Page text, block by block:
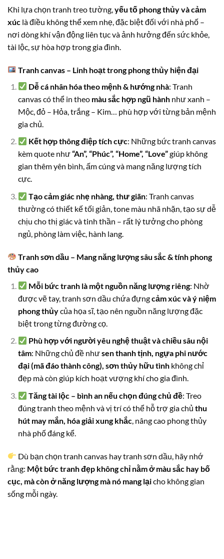
Khi lựa chọn tranh treo tường,yếu tố phong thủy và cảm
xúc là điều không thể xem nhẹ, đặc biệt đối với nhà phố –
nơi dòng khí vận động liên tục và ảnh hưởng đến sức khỏe,
tài lộc, sự hòa hợp trong gia đình.
Tranh canvas – Linh hoạt trong phong thủy hiện đại
Dễ cá nhân hóa theo mệnh & hướng nhà: Tranh
canvas có thể in theo màu sắc hợp ngũ hànhnhư xanh –
Mộc, đỏ – Hỏa, trắng – Kim… phù hợp với từng bản mệnh
gia chủ.
Kết hợp thông điệp tích cực: Những bức tranh canvas
kèm quote như“An”, “Phúc”, “Home”, “Love”giúp không
gian thêm yên bình, ấm cúng và mang năng lượng tích
cực.
Tạo cảm giác nhẹ nhàng, thư giãn: Tranh canvas
thường có thiết kế tối giản, tone màu nhã nhặn, tạo sự dễ
chịu cho thị giác và tinh thần – rất lý tưởng cho phòng
ngủ, phòng làm việc, hành lang.
Tranh sơn dầu – Mang năng lượng sâu sắc & tính phong
thủy cao
Mỗi bức tranh là một nguồn năng lượng riêng: Nhờ
được vẽ tay, tranh sơn dầu chứa đựngcảm xúc và ý niệm
phong thủycủa họa sĩ, tạo nên nguồn năng lượng đặc
biệt trong từng đường cọ.
Phù hợp với người yêu nghệ thuật và chiều sâu nội
tâm: Những chủ đề nhưsen thanh tịnh, ngựa phi nước
đại (mã đáo thành công), sơn thủy hữu tìnhkhông chỉ
đẹp mà còn giúp kích hoạt vượng khí cho gia đình.
Tăng tài lộc – bình an nếu chọn đúng chủ đề: Treo
đúng tranh theo mệnh và vị trí có thể hỗ trợ gia chủ thu
hút may mắn, hóa giải xung khắc, nâng cao phong thủy
nhà phố đáng kể.
Dù bạn chọn tranh canvas hay tranh sơn dầu, hãy nhớ
rằng: Một bức tranh đẹp không chỉ nằm ở màu sắc hay bố
cục, mà còn ở năng lượng mà nó mang lạicho không gian
sống mỗi ngày.